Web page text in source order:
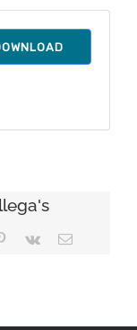
Pinterest
Vk
E-